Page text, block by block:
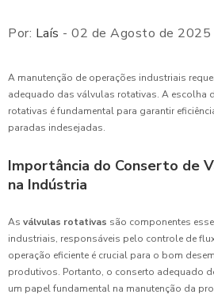
Por: Laís - 02 de Agosto de 2025
A manutenção de operações industriais
adequado das válvulas rotativas. A escolha
rotativas é fundamental para garantir
paradas indesejadas.
Importância do Conserto de
na Indústria
As válvulas rotativas são componentes
industriais, responsáveis pelo controle de
operação eficiente é crucial para o bom
produtivos. Portanto, o conserto adequado
um papel fundamental na manutenção da